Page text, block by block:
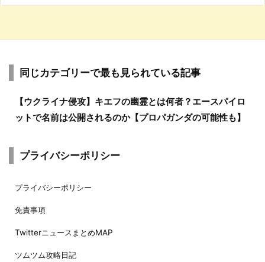
同じカテゴリーで最も見られている記事
【ウクライナ侵攻】キエフの幽霊とは何者？エースパイロ
ットで名前は公開されるのか【プロパガンダの可能性も】
プライバシーポリシー
プライバシーポリシー
免責事項
TwitterニュースまとめMAP
ツムツム攻略日記